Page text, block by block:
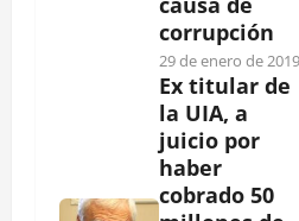
corrupción
29 de enero de 2019
Ex titular de
la UIA, a
juicio por
haber
cobrado 50